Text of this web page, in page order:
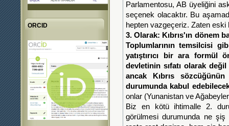
ORCID
Parlamentosu, AB üyeliğini
seçenek olacaktır. Bu
hepten vazgeçeriz. Zaten eski
3. Olarak: Kıbrıs'ın dönem
Toplumlarının temsilcisi
yatıştırıcı bir ara formül
devletinin sıfatı olarak
ancak Kıbrıs
durumunda kabul
onlar (Yunanistan ve
Biz en kötü ihtimalle 2.
görülmesi durumunda ne